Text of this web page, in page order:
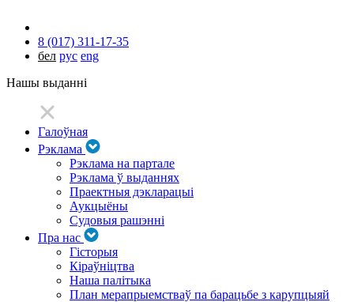
8 (017) 311-17-35
бел рус eng
Нашы выданні
Галоўная
Рэклама
Рэклама на партале
Рэклама ў выданнях
Праектныя дэкларацыі
Аукцыёны
Судовыя рашэнні
Пра нас
Гісторыя
Кіраўніцтва
Наша палітыка
План мерапрыемстваў па барацьбе з карупцыяй